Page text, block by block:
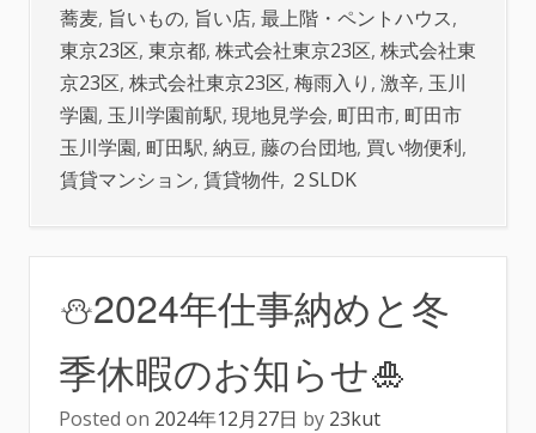
蕎麦, 旨いもの, 旨い店, 最上階・ペントハウス,
東京23区, 東京都, 株式会社東京23区, 株式会社東
京23区, 株式会社東京23区, 梅雨入り , 激辛, 玉川
学園, 玉川学園前駅, 現地見学会, 町田市, 町田市
玉川学園, 町田駅, 納豆, 藤の台団地, 買い物便利,
賃貸マンション, 賃貸物件, ２SLDK
⛄2024年仕事納めと冬
季休暇のお知らせ🎍
Posted on 2024年12月27日 by 23kut